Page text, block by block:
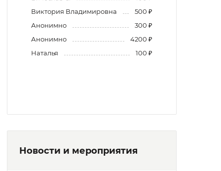
Виктория Владимировна
500 ₽
Анонимно
300 ₽
Анонимно
4200 ₽
Наталья
100 ₽
Новости и мероприятия